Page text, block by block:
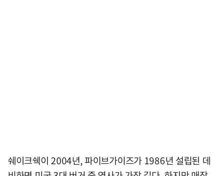
쉐이크쉑이 2004년, 파이브가이즈가 1986년 설립된 데